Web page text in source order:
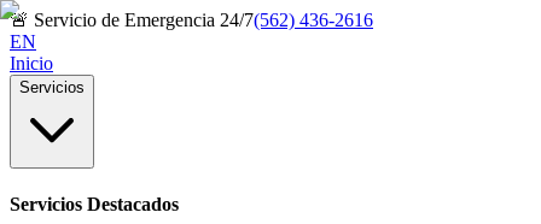
🚨 Servicio de Emergencia 24/7(562) 436-2616
EN
Inicio
Servicios
Servicios Destacados